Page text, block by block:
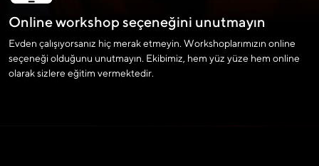
Online workshop seçeneğini unutmayın
Evden çalışıyorsanız hiç merak etmeyin. Workshoplarımızın online
seçeneği olduğunu unutmayın. Ekibimiz, hem yüz yüze hem online
olarak sizlere eğitim vermektedir.